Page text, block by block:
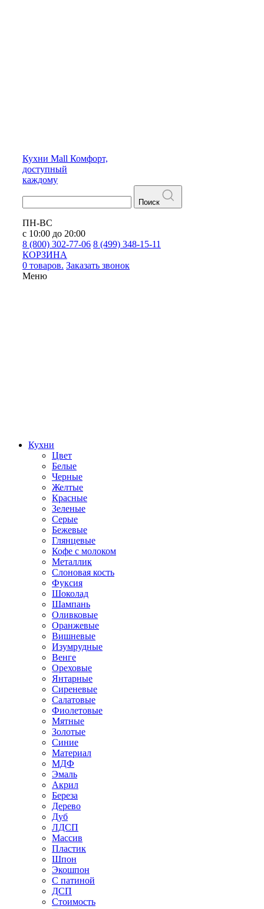
Кухни Mall Комфорт,
доступный
каждому
Поиск
ПН-ВС
с 10:00 до 20:00
8 (800) 302-77-06 8 (499) 348-15-11
КОРЗИНА
0 товаров. Заказать звонок
Меню
Кухни
Цвет
Белые
Черные
Желтые
Красные
Зеленые
Серые
Бежевые
Глянцевые
Кофе с молоком
Металлик
Слоновая кость
Фуксия
Шоколад
Шампань
Оливковые
Оранжевые
Вишневые
Изумрудные
Венге
Ореховые
Янтарные
Сиреневые
Салатовые
Фиолетовые
Мятные
Золотые
Синие
Материал
МДФ
Эмаль
Акрил
Береза
Дерево
Дуб
ЛДСП
Массив
Пластик
Шпон
Экошпон
С патиной
ДСП
Стоимость